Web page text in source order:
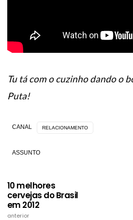
Tu tá com o cuzinho dando o
Puta!
CANAL RELACIONAMENTO
ASSUNTO
10 melhores
cervejas do Brasil
em 2012
anterior